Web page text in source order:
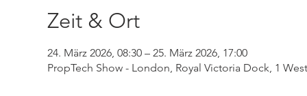
Zeit & Ort
24. März 2026, 08:30 – 25. März 2026, 17:00
PropTech Show - London, Royal Victoria Dock, 1